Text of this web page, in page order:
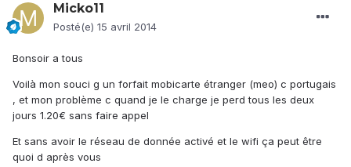
Micko11
Posté(e) 15 avril 2014
Bonsoir a tous
Voilà mon souci g un forfait mobicarte étranger (meo) c portugais
, et mon problème c quand je le charge je perd tous les deux
jours 1.20€ sans faire appel
Et sans avoir le réseau de donnée activé et le wifi ça peut être
quoi d après vous